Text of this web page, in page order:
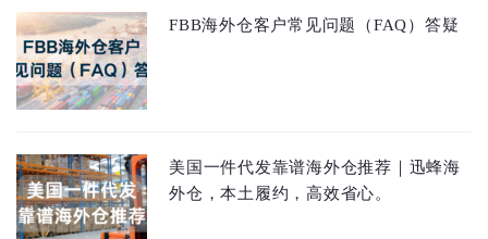
FBB海外仓客户常见问题（FAQ）答疑
美国一件代发靠谱海外仓推荐｜迅蜂海
外仓，本土履约，高效省心。